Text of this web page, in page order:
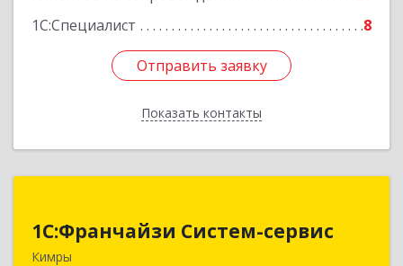
1С:Специалист
8
Отправить заявку
Показать контакты
Отправить заявку
Назад
1С:Франчайзи Систем-сервис
Кимры
171506, Тверская обл, Кимры г, Карла